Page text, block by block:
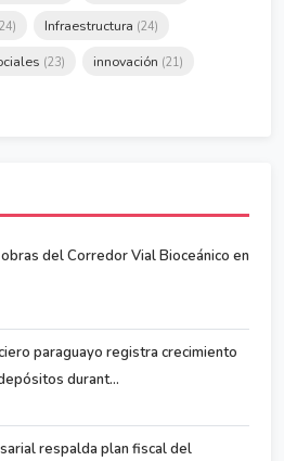
Infraestructura (24)
(23) innovación (21)
del Corredor Vial Bioceánico en
paraguayo registra crecimiento
durant...
respalda plan fiscal del